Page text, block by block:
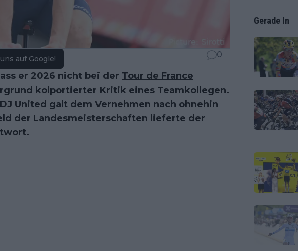
auf Google! 0
er 2026 nicht bei der Tour de France
kolportierter Kritik eines Teamkollegen.
United galt dem Vernehmen nach ohnehin
der Landesmeisterschaften lieferte der
Gerade In